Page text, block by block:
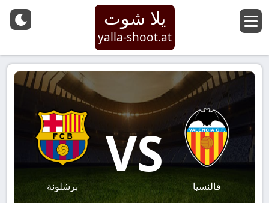
يلا شوت
yalla-shoot.at
فالنسيا
VS
برشلونة